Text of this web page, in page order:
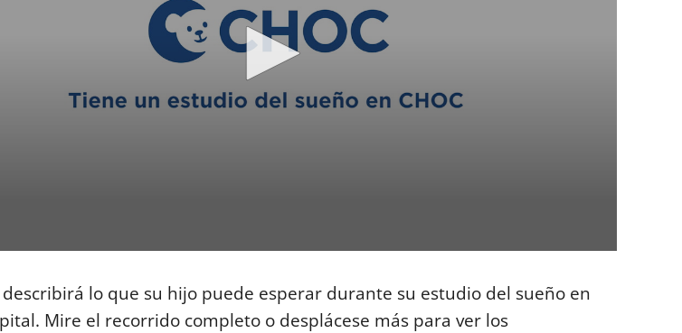
describirá lo que su hijo puede esperar durante su estudio del sueño en
Mire el recorrido completo o desplácese más para ver los